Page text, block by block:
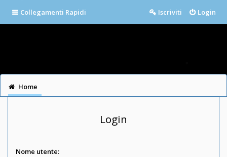
Collegamenti Rapidi Login
Iscriviti
Home
Login
Nome utente: